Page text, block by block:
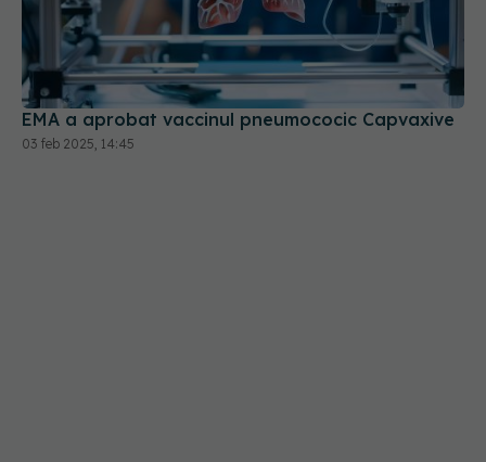
EMA a aprobat vaccinul pneumococic Capvaxive
03 feb 2025, 14:45